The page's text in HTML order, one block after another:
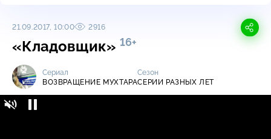
21.09.2017, 10:00 2916
«Кладовщик» 16+
Сериал
ВОЗВРАЩЕНИЕ МУХТАРА
Сезон
СЕРИИ РАЗНЫХ ЛЕТ